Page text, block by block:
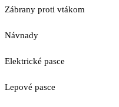
Zábrany proti vtákom
Návnady
Elektrické pasce
Lepové pasce